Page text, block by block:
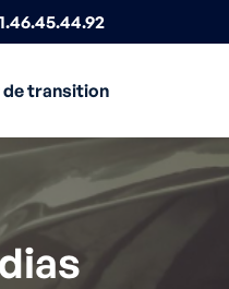
de transition